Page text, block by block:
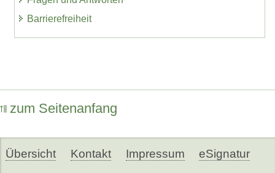
Barrierefreiheit
zum Seitenanfang
Übersicht Kontakt Impressum eSignatur